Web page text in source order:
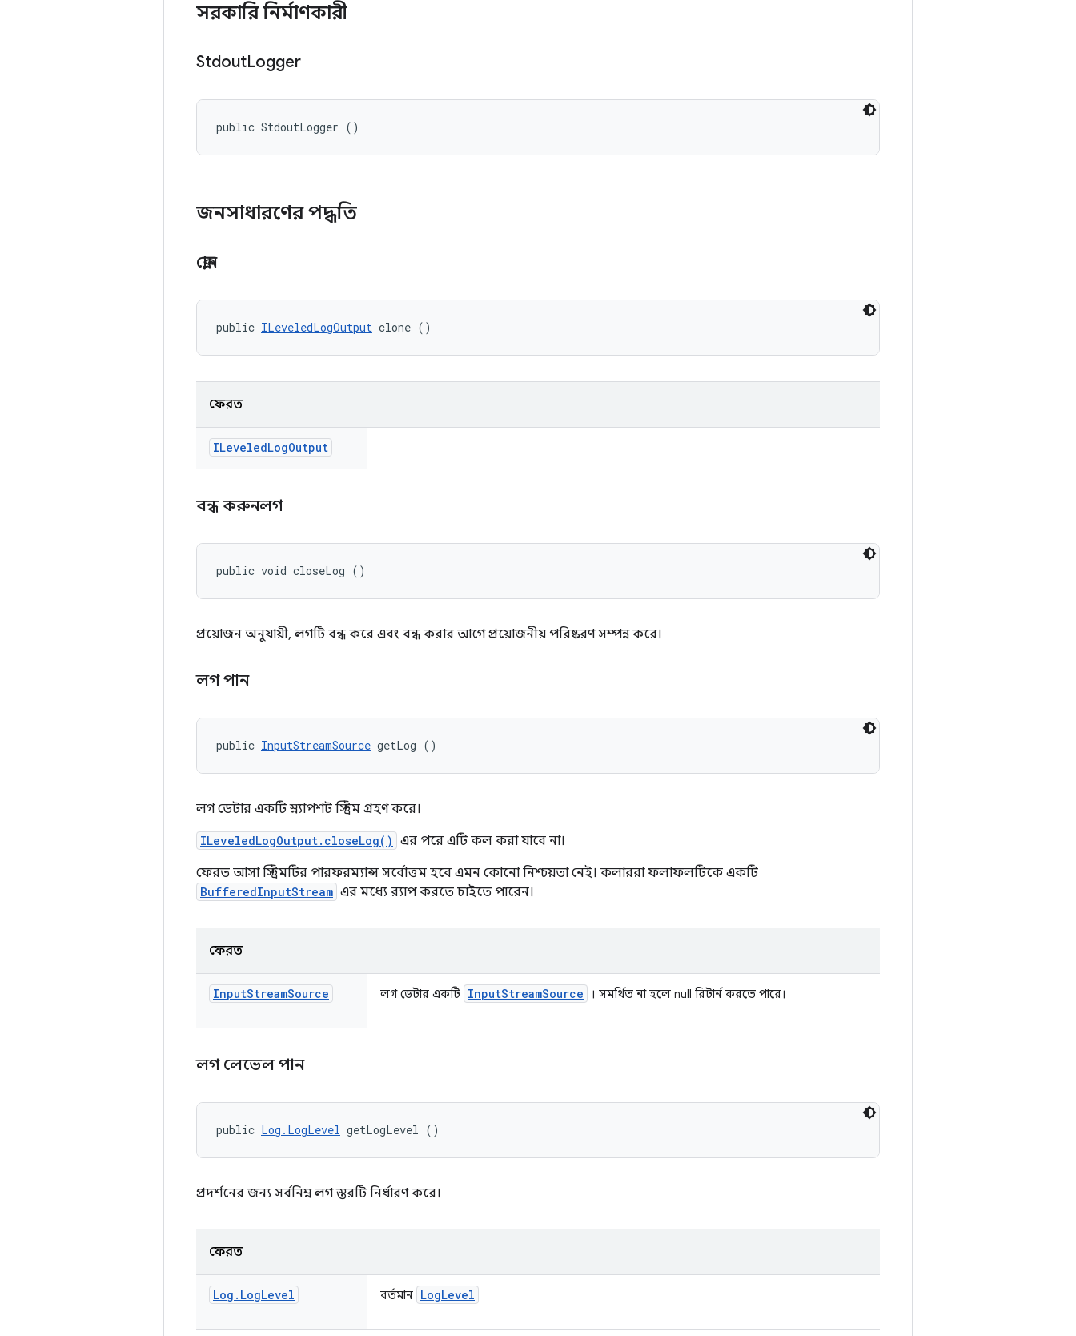
সরকারি নির্মাণকারী
StdoutLogger
public StdoutLogger ()
জনসাধারণের পদ্ধতি
ক্লোন
public ILeveledLogOutput clone ()
ফেরত
ILeveledLogOutput
বন্ধ করুনলগ
public void closeLog ()
প্রয়োজন অনুযায়ী, লগটি বন্ধ করে এবং বন্ধ করার আগে প্রয়োজনীয় পরিষ্করণ সম্পন্ন করে।
লগ পান
public InputStreamSource getLog ()
লগ ডেটার একটি স্ন্যাপশট স্ট্রিম গ্রহণ করে।
ILeveledLogOutput.closeLog() এর পরে এটি কল করা যাবে না।
ফেরত আসা স্ট্রিমটির পারফরম্যান্স সর্বোত্তম হবে এমন কোনো নিশ্চয়তা নেই। কলাররা ফলাফলটিকে একটি
BufferedInputStream এর মধ্যে র‍্যাপ করতে চাইতে পারেন।
ফেরত
InputStreamSource লগ ডেটার একটি InputStreamSource । সমর্থিত না হলে null রিটার্ন করতে পারে।
লগ লেভেল পান
public Log.LogLevel getLogLevel ()
প্রদর্শনের জন্য সর্বনিম্ন লগ স্তরটি নির্ধারণ করে।
ফেরত
Log . LogLevel বর্তমান LogLevel